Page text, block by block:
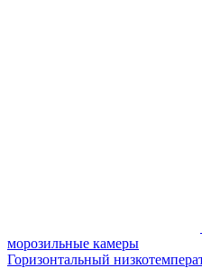
морозильные камеры
Горизонтальный